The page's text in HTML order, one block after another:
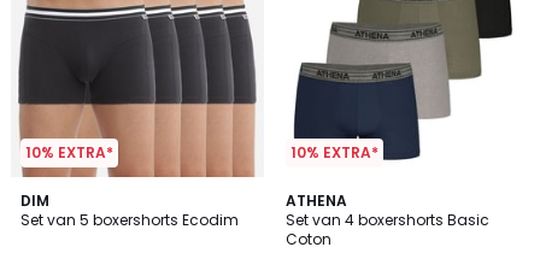
10% EXTRA*
DIM
Set van 5 boxershorts Ecodim
5
/
10% EXTRA*
ATHENA
Set van 4 boxershorts Basic
Coton
4,2
/ 5
4
Kleuren